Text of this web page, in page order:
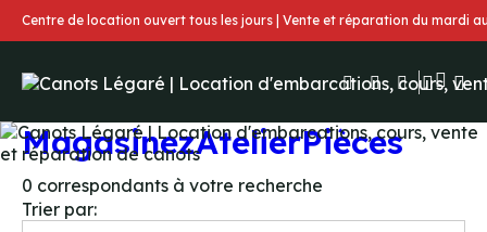
Centre de location ouvert tous les jours | Vente et réparation du mardi
MagasinezAtelierPièces
0 correspondants à votre recherche
Trier par: